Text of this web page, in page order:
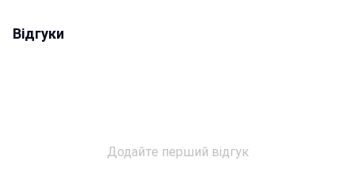
Відгуки
Додайте перший відгук